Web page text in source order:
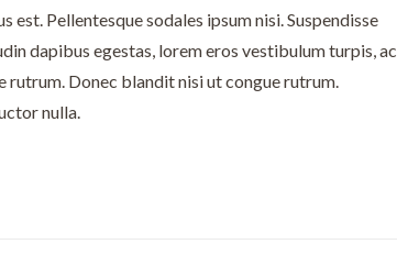
Pellentesque sodales ipsum nisi. Suspendisse
dapibus egestas, lorem eros vestibulum turpis, ac
Donec blandit nisi ut congue rutrum.
nulla.